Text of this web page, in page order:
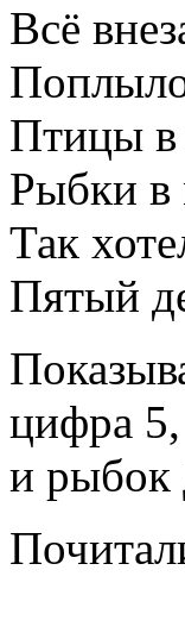
Всё
Птицы в
Рыбки в
Так
Пятый
цифра
и рыбок